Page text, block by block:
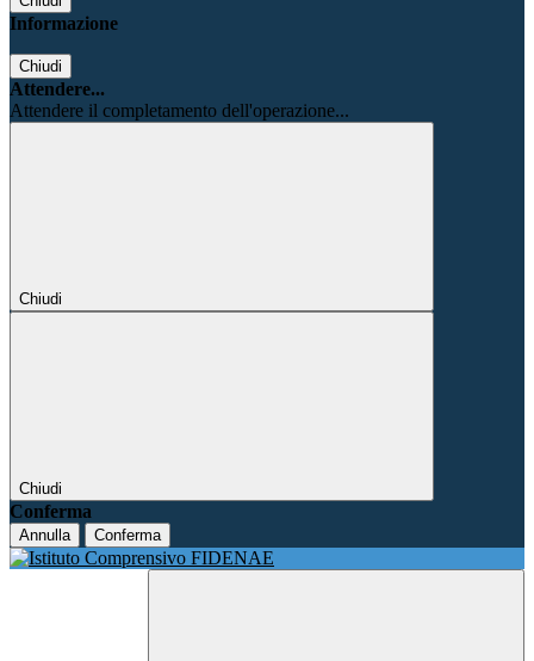
Informazione
Chiudi
Attendere...
Attendere il completamento dell'operazione...
Chiudi
Chiudi
Conferma
Annulla Conferma